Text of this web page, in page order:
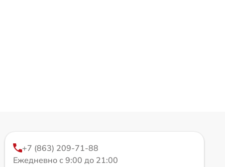
+7 (863) 209-71-88
Ежедневно с 9:00 до 21:00